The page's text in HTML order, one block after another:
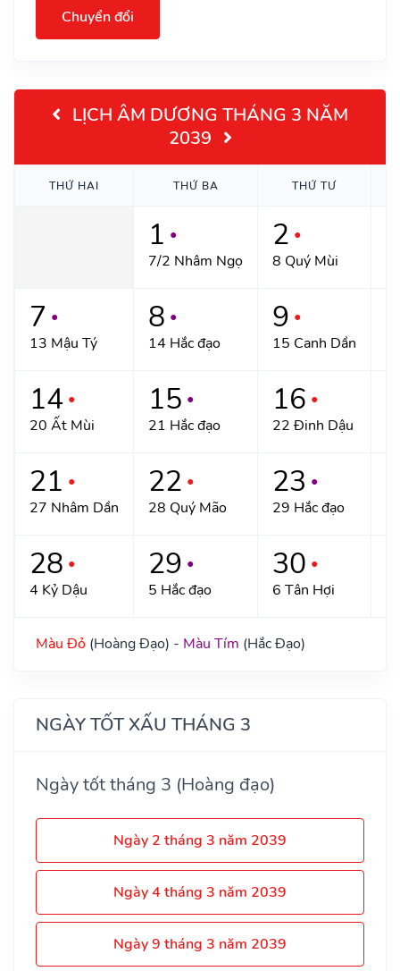
Chuyển đổi
LỊCH ÂM DƯƠNG THÁNG 3 NĂM
2039
THỨ HAI THỨ BA THỨ TƯ
1 ●
7/2 Nhâm Ngọ
2 ●
8 Quý Mùi
7 ●
13 Mậu Tý
8 ●
14 Hắc đạo
9 ●
15 Canh Dần
14 ●
20 Ất Mùi
15 ●
21 Hắc đạo
16 ●
22 Đinh Dậu
21 ●
27 Nhâm Dần
22 ●
28 Quý Mão
23 ●
29 Hắc đạo
28 ●
4 Kỷ Dậu
29 ●
5 Hắc đạo
30 ●
6 Tân Hợi
Màu Đỏ (Hoàng Đạo) - Màu Tím (Hắc Đạo)
NGÀY TỐT XẤU THÁNG 3
Ngày tốt tháng 3 (Hoàng đạo)
Ngày 2 tháng 3 năm 2039
Ngày 4 tháng 3 năm 2039
Ngày 9 tháng 3 năm 2039